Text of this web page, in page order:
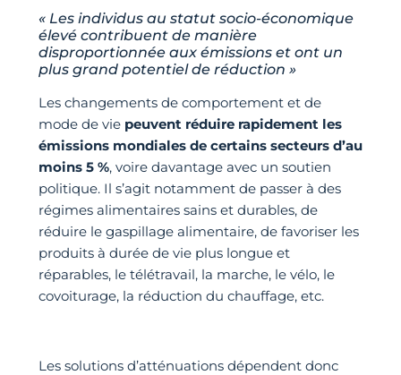
« Les individus au statut socio-économique
élevé contribuent de manière
disproportionnée aux émissions et ont un
plus grand potentiel de réduction »
Les changements de comportement et de
mode de vie peuvent réduire rapidement les
émissions mondiales de certains secteurs d’au
moins 5 %, voire davantage avec un soutien
politique. Il s’agit notamment de passer à des
régimes alimentaires sains et durables, de
réduire le gaspillage alimentaire, de favoriser les
produits à durée de vie plus longue et
réparables, le télétravail, la marche, le vélo, le
covoiturage, la réduction du chauffage, etc.
Les solutions d’atténuations dépendent donc